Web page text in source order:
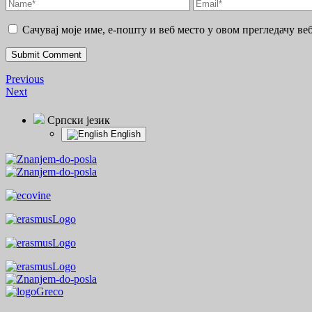
Сачувај моје име, е-пошту и веб место у овом прегледачу
Previous
Next
Српски језик
English